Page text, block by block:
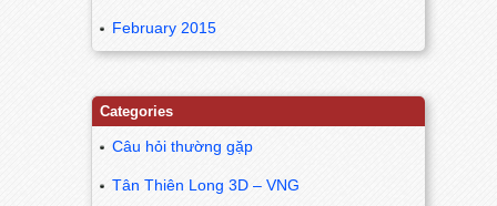
February 2015
Categories
Câu hỏi thường gặp
Tân Thiên Long 3D – VNG